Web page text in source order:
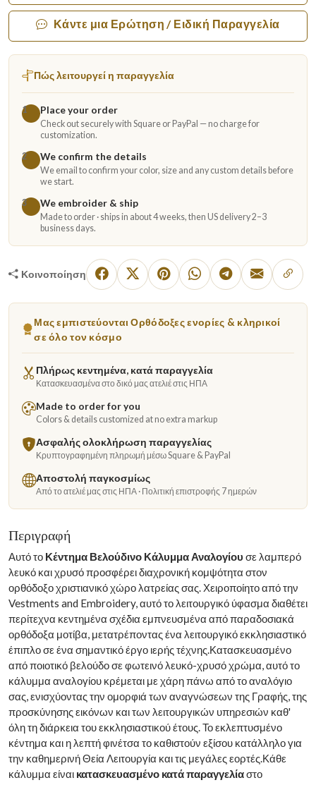
Κάντε μια Ερώτηση / Ειδική Παραγγελία
Πώς λειτουργεί η παραγγελία
1 Place your order
Check out securely with Square or PayPal — no charge for
customization.
2
We confirm the details
We email to confirm your color, size and any custom details before
we start.
3
We embroider & ship
Made to order · ships in about 4 weeks, then US delivery 2–3
business days.
Κοινοποίηση
Μας εμπιστεύονται Ορθόδοξες ενορίες & κληρικοί
σε όλο τον κόσμο
Πλήρως κεντημένα, κατά παραγγελία
Κατασκευασμένα στο δικό μας ατελιέ στις ΗΠΑ
Made to order for you
Colors & details customized at no extra markup
Ασφαλής ολοκλήρωση παραγγελίας
Κρυπτογραφημένη πληρωμή μέσω Square & PayPal
Αποστολή παγκοσμίως
Από το ατελιέ μας στις ΗΠΑ · Πολιτική επιστροφής 7 ημερών
Περιγραφή
Αυτό το Κέντημα Βελούδινο Κάλυμμα Αναλογίου σε λαμπερό
λευκό και χρυσό προσφέρει διαχρονική κομψότητα στον
ορθόδοξο χριστιανικό χώρο λατρείας σας. Χειροποίητο από την
Vestments and Embroidery, αυτό το λειτουργικό ύφασμα διαθέτει
περίτεχνα κεντημένα σχέδια εμπνευσμένα από παραδοσιακά
ορθόδοξα μοτίβα, μετατρέποντας ένα λειτουργικό εκκλησιαστικό
έπιπλο σε ένα σημαντικό έργο ιερής τέχνης.Κατασκευασμένο
από ποιοτικό βελούδο σε φωτεινό λευκό-χρυσό χρώμα, αυτό το
κάλυμμα αναλογίου κρέμεται με χάρη πάνω από το αναλόγιο
σας, ενισχύοντας την ομορφιά των αναγνώσεων της Γραφής, της
προσκύνησης εικόνων και των λειτουργικών υπηρεσιών καθ'
όλη τη διάρκεια του εκκλησιαστικού έτους. Το εκλεπτυσμένο
κέντημα και η λεπτή φινέτσα το καθιστούν εξίσου κατάλληλο για
την καθημερινή Θεία Λειτουργία και τις μεγάλες εορτές.Κάθε
κάλυμμα είναι κατασκευασμένο κατά παραγγελίαστο